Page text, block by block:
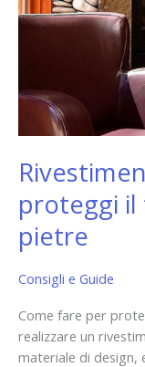
proteggi
pietre
Consigli e Guide
Come fare per
realizzare un
materiale di design,